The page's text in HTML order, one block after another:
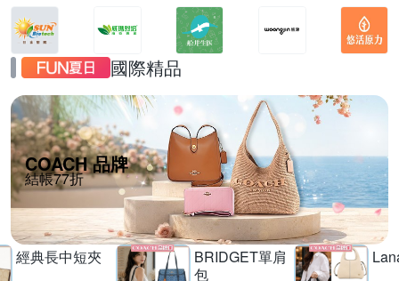
國際精品
COACH 品牌
結帳77折
經典長中短夾
BRIDGET單肩
包